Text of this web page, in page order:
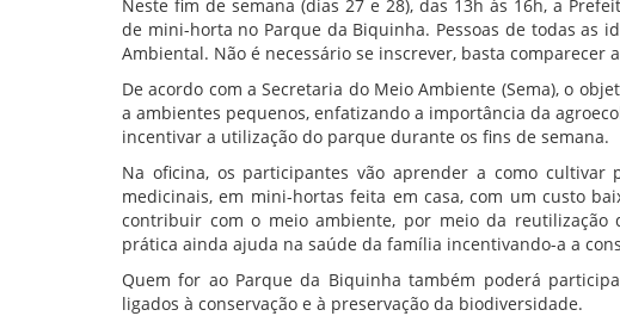
Neste fim de semana (dias 27 e 28), das 13h às 16h, a
de mini-horta no Parque da Biquinha. Pessoas de todas as
Ambiental. Não é necessário se inscrever, basta comparecer
De acordo com a Secretaria do Meio Ambiente (Sema), o
a ambientes pequenos, enfatizando a importância da
incentivar a utilização do parque durante os fins de semana.
Na oficina, os participantes vão aprender a como cultivar
medicinais, em mini-hortas feita em casa, com um custo
contribuir com o meio ambiente, por meio da reutilização
prática ainda ajuda na saúde da família incentivando-a a
Quem for ao Parque da Biquinha também poderá
ligados à conservação e à preservação da biodiversidade.